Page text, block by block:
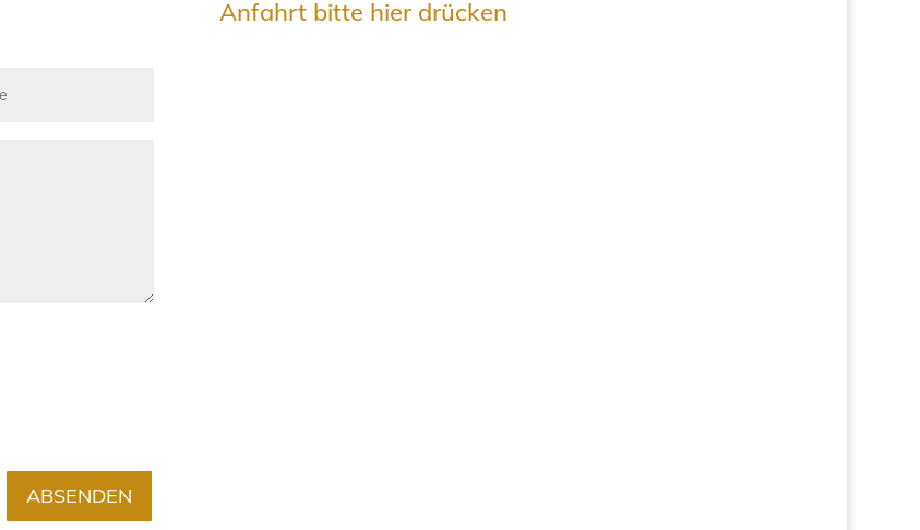
ABSENDEN
Anfahrt bitte hier drücken